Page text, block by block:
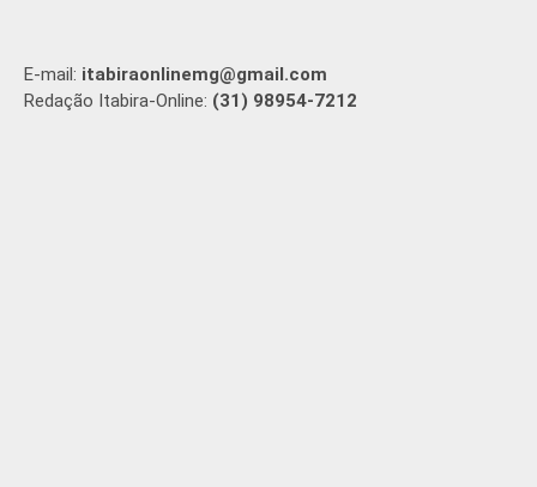
E-mail: itabiraonlinemg@gmail.com
Redação Itabira-Online: (31) 98954-7212